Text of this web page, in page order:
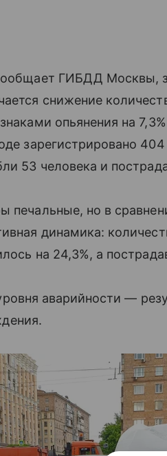
ГИБДД Москвы,
снижение
опьянения на
зарегистрировано
53 человека и
печальные, но в
динамика:
на 24,3%, а
аварийности —